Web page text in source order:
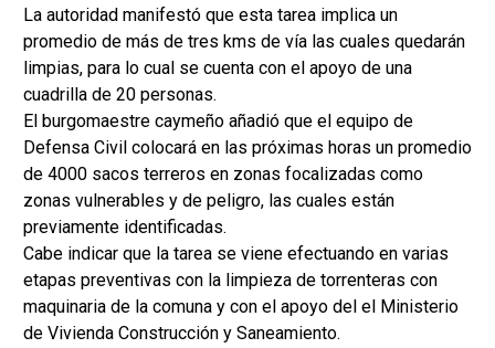
La autoridad manifestó que esta tarea implica un
promedio de más de tres kms de vía las cuales quedarán
limpias, para lo cual se cuenta con el apoyo de una
cuadrilla de 20 personas.
El burgomaestre caymeño añadió que el equipo de
Defensa Civil colocará en las próximas horas un promedio
de 4000 sacos terreros en zonas focalizadas como
zonas vulnerables y de peligro, las cuales están
previamente identificadas.
Cabe indicar que la tarea se viene efectuando en varias
etapas preventivas con la limpieza de torrenteras con
maquinaria de la comuna y con el apoyo del el Ministerio
de Vivienda Construcción y Saneamiento.